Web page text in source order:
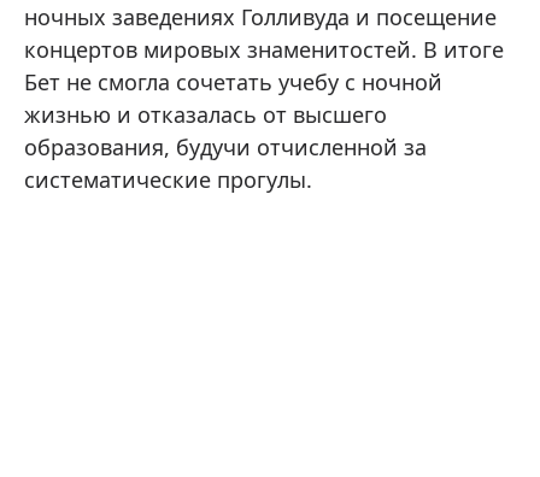
ночных заведениях Голливуда и посещение
концертов мировых знаменитостей. В итоге
Бет не смогла сочетать учебу с ночной
жизнью и отказалась от высшего
образования, будучи отчисленной за
систематические прогулы.